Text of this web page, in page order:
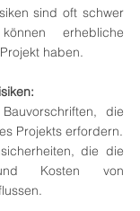
sind oft schwer
erhebliche
haben.
die
Projekts erfordern.
die die
Kosten von